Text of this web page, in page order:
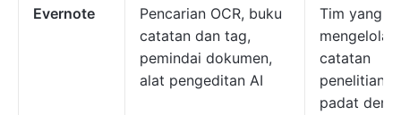
Evernote
Pencarian OCR, buku
catatan dan tag,
pemindai dokumen,
alat pengeditan AI
Tim yang
mengelola
catatan
penelitian
padat